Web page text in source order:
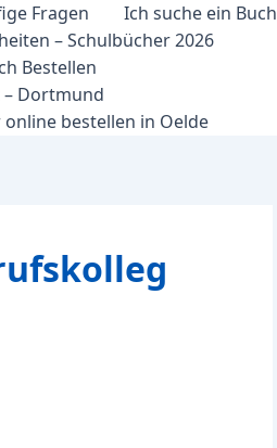
Fragen
Ich suche ein Buch
– Schulbücher 2026
Bestellen
Dortmund
bestellen in Oelde